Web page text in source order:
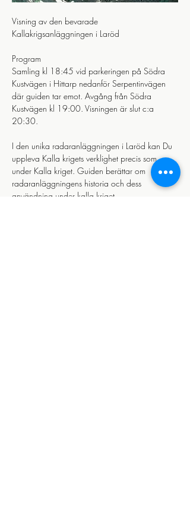
Visning av den bevarade
Kallakrigsanläggningen i Laröd
Program
Samling kl 18:45 vid parkeringen på Södra
Kustvägen i Hittarp nedanför Serpentinvägen
där guiden tar emot. Avgång från Södra
Kustvägen kl 19:00. Visningen är slut c:a
20:30.
I den unika radaranläggningen i Laröd kan Du
uppleva Kalla krigets verklighet precis som
under Kalla kriget. Guiden berättar om
radaranläggningens historia och dess
användning under kalla kriget.